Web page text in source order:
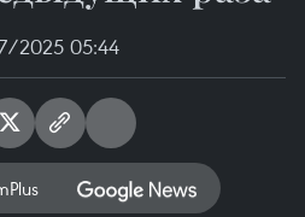
2025 05:44